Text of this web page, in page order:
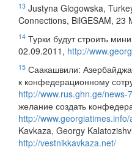
13 Justyna Glogowska,
Connections, BilGESAM, 23
14 Турки будут строить
02.09.2011, http://
15 Саакашвили:
к конфедерационному
http://www.rus.ghn.ge/news-
желание создать
http://
Kavkaza, Georgy
http://vestnikkavkaza.net/